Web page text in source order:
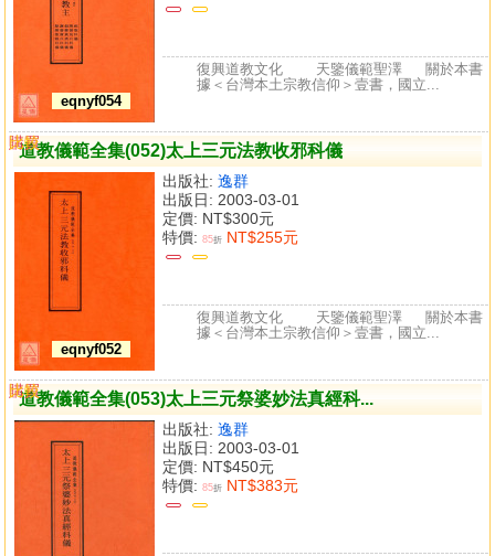
eqnyf054
復興道教文化 天鑒儀範聖澤 關於本書
據＜台灣本土宗教信仰＞壹書，國立...
道教儀範全集(052)太上三元法教收邪科儀
eqnyf052
出版社: 逸群
出版日: 2003-03-01
定價: NT$300元
特價: 85折 NT$255元
購買
比較
復興道教文化 天鑒儀範聖澤 關於本書
據＜台灣本土宗教信仰＞壹書，國立...
道教儀範全集(053)太上三元祭婆妙法真經科...
出版社: 逸群
出版日: 2003-03-01
定價: NT$450元
特價: 85折 NT$383元
購買
比較